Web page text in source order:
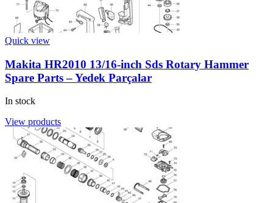
Quick view
Makita HR2010 13/16-inch Sds Rotary Hammer
Spare Parts – Yedek Parçalar
In stock
View products